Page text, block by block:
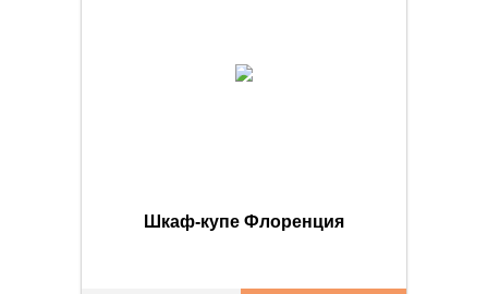
Шкаф-купе Флоренция